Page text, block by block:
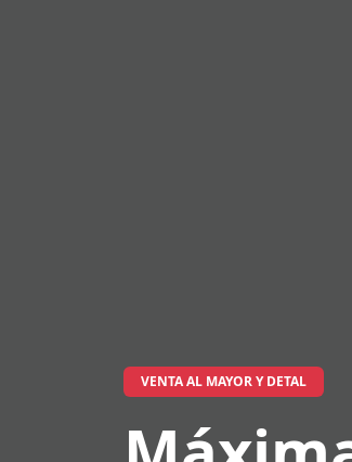
VENTA AL MAYOR Y DETAL